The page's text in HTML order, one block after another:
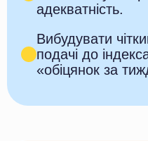
адекватність.
Вибудувати
подачі до
«обіцянок за